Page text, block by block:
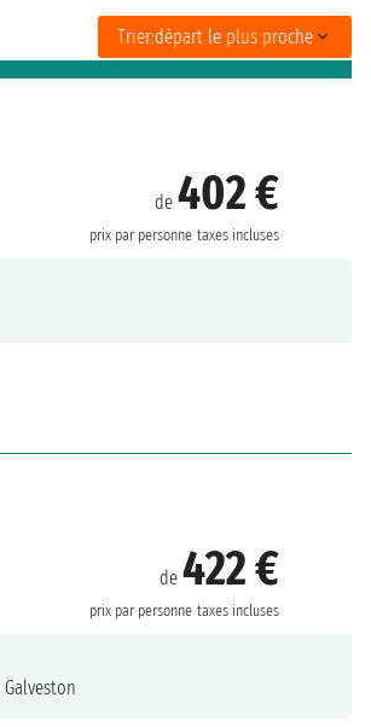
Trier:départ le plus proche
de402 €
prix par personne taxes incluses
de422 €
prix par personne taxes incluses
Galveston